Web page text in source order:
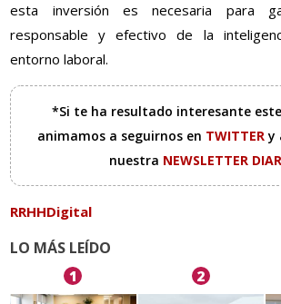
esta inversión es necesaria para
responsable y efectivo de la
entorno laboral.
*Si te ha resultado interesante
animamos a seguirnos en TWITTERy
nuestra NEWSLETTER
RRHHDigital
LO MÁS LEÍDO
1 2